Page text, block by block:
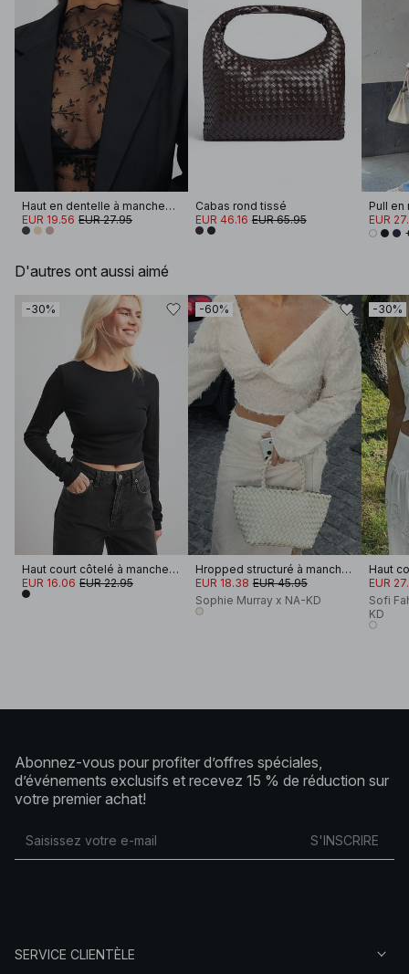
Haut en dentelle à manches longues
EUR 19.56 EUR 27.95
Cabas rond tissé
EUR 46.16 EUR 65.95
EUR
D'autres ont aussi aimé
-30%
Haut court côtelé à manches longues
EUR 16.06 EUR 22.95
-60%
Hropped structuré à manches longues
EUR 18.38 EUR 45.95
Sophie Murray x NA-KD
-30%
EUR
Sofi
KD
Abonnez-vous pour profiter d’offres spéciales,
d’événements exclusifs et recevez 15 % de réduction sur
votre premier achat!
S'INSCRIRE
SERVICE CLIENTÈLE